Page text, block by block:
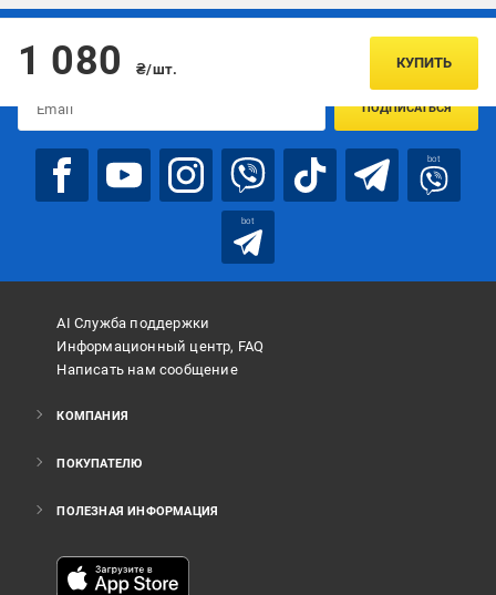
1 080 ₴/шт. КУПИТЬ
Подписывайтесь, чтобы узнавать первым об акцияx и
ПОДПИСАТЬСЯ
bot
bot
AI Служба поддержки
Информационный центр, FAQ
Написать нам сообщение
КОМПАНИЯ
ПОКУПАТЕЛЮ
ПОЛЕЗНАЯ ИНФОРМАЦИЯ